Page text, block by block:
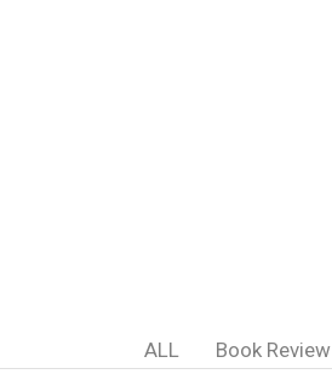
ALL Book Review